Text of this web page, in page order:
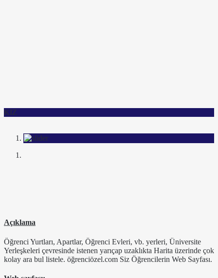
KIZ
Açıklama
Öğrenci Yurtları, Apartlar, Öğrenci Evleri, vb. yerleri, Üniversite
Yerleşkeleri çevresinde istenen yarıçap uzaklıkta Harita üzerinde çok
kolay ara bul listele. öğrenciözel.com Siz Öğrencilerin Web Sayfası.